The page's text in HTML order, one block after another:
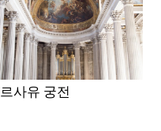
베르사유 궁전